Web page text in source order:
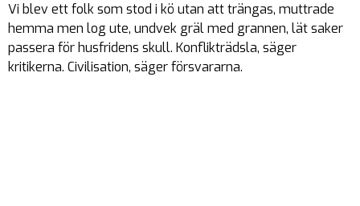
Vi blev ett folk som stod i kö utan att trängas, muttrade
hemma men log ute, undvek gräl med grannen, lät saker
passera för husfridens skull. Konflikträdsla, säger
kritikerna. Civilisation, säger försvararna.